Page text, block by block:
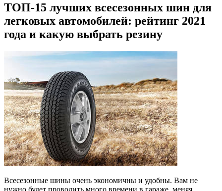
ТОП-15 лучших всесезонных шин для
легковых автомобилей: рейтинг 2021
года и какую выбрать резину
Всесезонные шины очень экономичны и удобны. Вам не
нужно будет проводить много времени в гараже, меняя